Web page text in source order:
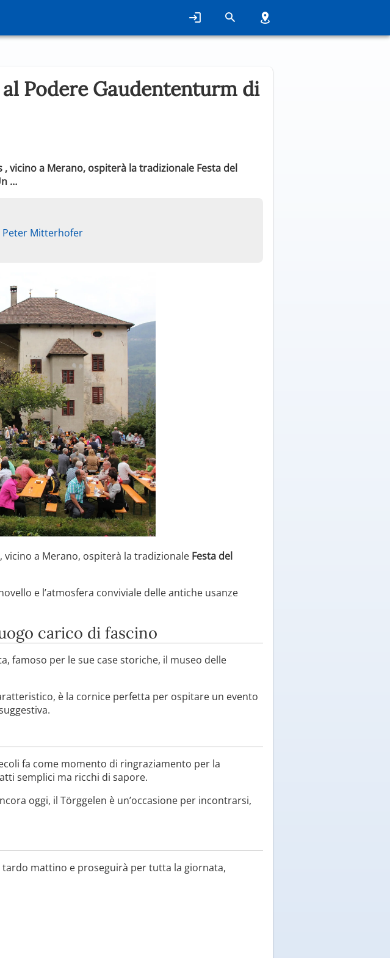
Podere Gaudententurm di
vicino a Merano, ospiterà la tradizionale Festa del
…
Peter Mitterhofer
, vicino a Merano, ospiterà la tradizionale Festa del
e l’atmosfera conviviale delle antiche usanze
carico di fascino
famoso per le sue case storiche, il museo delle
è la cornice perfetta per ospitare un evento
fa come momento di ringraziamento per la
semplici ma ricchi di sapore.
oggi, il Törggelen è un’occasione per incontrarsi,
tardo mattino e proseguirà per tutta la giornata,